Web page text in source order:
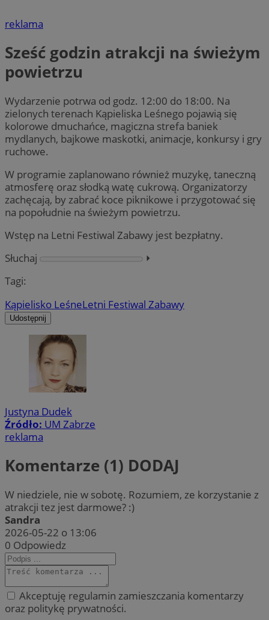
reklama
Sześć godzin atrakcji na świeżym
powietrzu
Wydarzenie potrwa od godz. 12:00 do 18:00. Na
zielonych terenach Kąpieliska Leśnego pojawią się
kolorowe dmuchańce, magiczna strefa baniek
mydlanych, bajkowe maskotki, animacje, konkursy i gry
ruchowe.
W programie zaplanowano również muzykę, taneczną
atmosferę oraz słodką watę cukrową. Organizatorzy
zachęcają, by zabrać koce piknikowe i przygotować się
na popołudnie na świeżym powietrzu.
Wstęp na Letni Festiwal Zabawy jest bezpłatny.
Słuchaj
⏵︎
Tagi:
Kąpielisko LeśneLetni Festiwal Zabawy
Udostępnij
Justyna Dudek
Źródło: UM Zabrze
reklama
Komentarze (1) DODAJ
W niedziele, nie w sobotę. Rozumiem, ze korzystanie z
atrakcji tez jest darmowe? :)
Sandra
2026-05-22 o 13:06
0 Odpowiedz
Akceptuję regulamin zamieszczania komentarzy
oraz politykę prywatności.